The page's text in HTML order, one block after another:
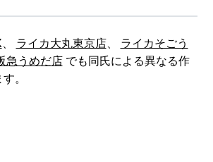
ライカ大丸東京店、 ライカそごう
急うめだ店でも同氏による異なる作
。